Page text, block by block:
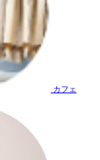
カフェ